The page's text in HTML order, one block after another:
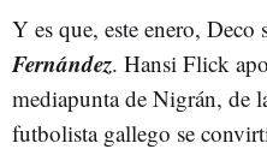
Y es que, este enero, Deco
Fernández. Hansi Flick
mediapunta de Nigrán, de
futbolista gallego se